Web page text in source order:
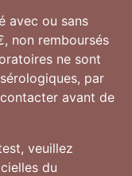
avec ou sans
non remboursés
ne sont
par
avant de
veuillez
du